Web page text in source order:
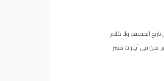
المنطقة ولا كلام
نحن في أجازات مصر